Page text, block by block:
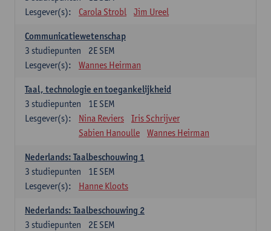
Lesgever(s):
Carola Strobl Jim Ureel
Communicatiewetenschap
2E SEM
3 studiepunten
Lesgever(s):
Wannes Heirman
Taal, technologie en toegankelijkheid
1E SEM
3 studiepunten
Lesgever(s):
Nina Reviers
Iris Schrijver
Sabien Hanoulle
Wannes Heirman
Nederlands: Taalbeschouwing 1
1E SEM
3 studiepunten
Lesgever(s):
Hanne Kloots
Nederlands: Taalbeschouwing 2
2E SEM
3 studiepunten